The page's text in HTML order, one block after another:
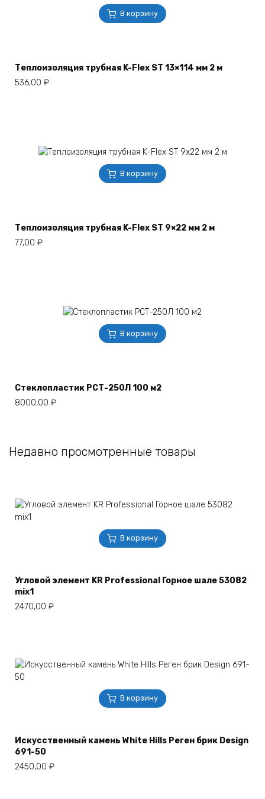
В корзину
Теплоизоляция трубная K-Flex ST 13×114 мм 2 м
536,00 ₽
В корзину
Теплоизоляция трубная K-Flex ST 9×22 мм 2 м
77,00 ₽
В корзину
Стеклопластик РСТ-250Л 100 м2
8000,00 ₽
Недавно просмотренные товары
В корзину
Угловой элемент KR Professional Горное шале 53082
mix1
2470,00 ₽
В корзину
Искусственный камень White Hills Реген брик Design
691-50
2450,00 ₽